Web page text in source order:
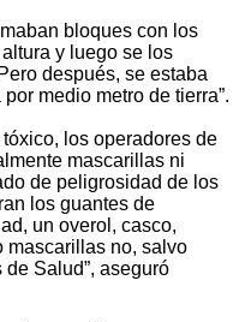
bloques con los
y luego se los
después, se estaba
medio metro de tierra”.
los operadores de
mascarillas ni
de peligrosidad de los
los guantes de
un overol, casco,
mascarillas no, salvo
Salud”, aseguró